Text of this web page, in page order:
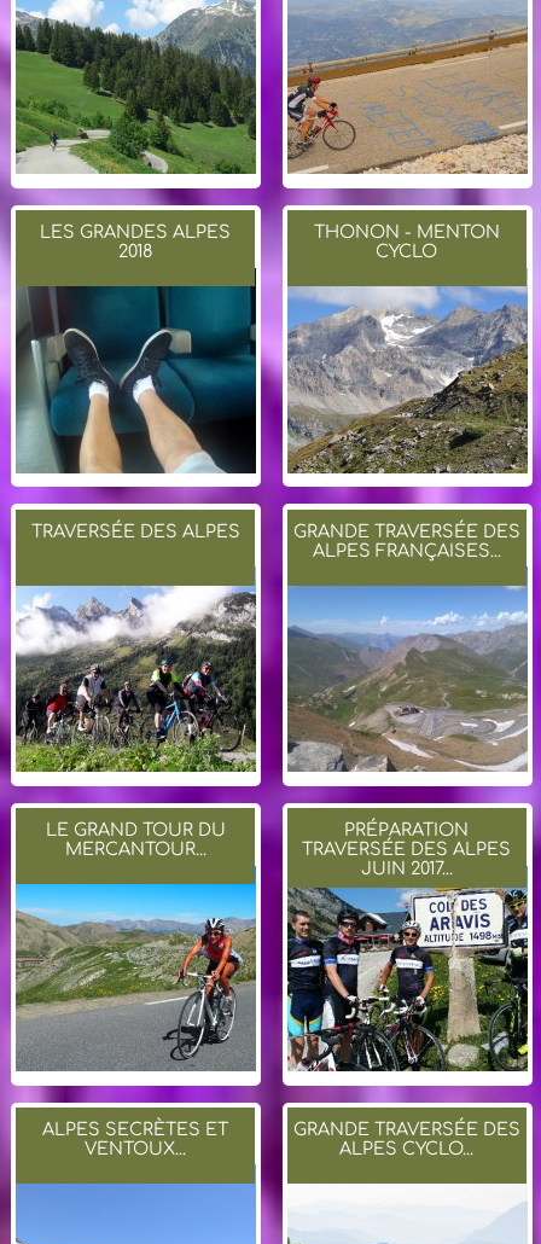
LES GRANDES ALPES
2018
THONON - MENTON
CYCLO
TRAVERSÉE DES ALPES
GRANDE TRAVERSÉE DES
ALPES FRANÇAISES...
LE GRAND TOUR DU
MERCANTOUR...
PRÉPARATION
TRAVERSÉE DES ALPES
JUIN 2017...
ALPES SECRÈTES ET
VENTOUX...
GRANDE TRAVERSÉE DES
ALPES CYCLO...